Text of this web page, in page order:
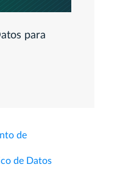
para
de
de Datos